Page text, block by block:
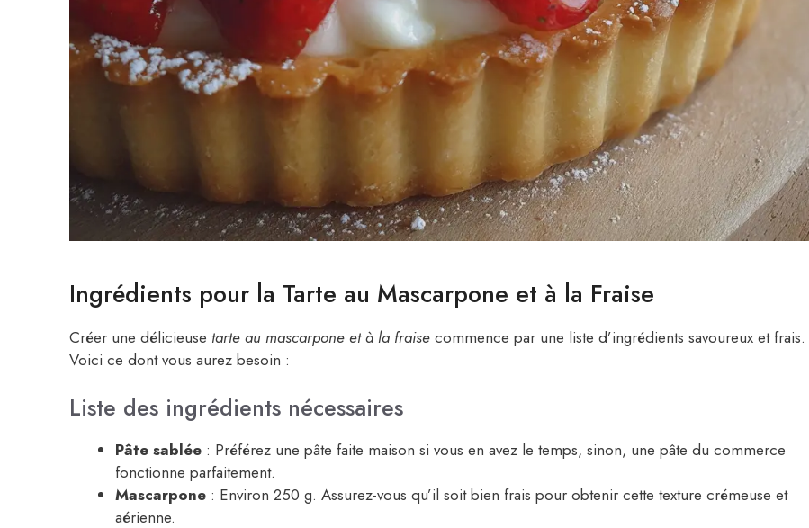
Ingrédients pour la Tarte au Mascarpone et à la Fraise
Créer une délicieuse tarte au mascarpone et à la fraise commence par une liste d’ingrédients savoureux et frais.
Voici ce dont vous aurez besoin :
Liste des ingrédients nécessaires
Pâte sablée : Préférez une pâte faite maison si vous en avez le temps, sinon, une pâte du commerce
fonctionne parfaitement.
Mascarpone : Environ 250 g. Assurez-vous qu’il soit bien frais pour obtenir cette texture crémeuse et
aérienne.